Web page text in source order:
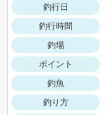
釣行日
釣行時間
釣場
ポイント
釣魚
釣り方